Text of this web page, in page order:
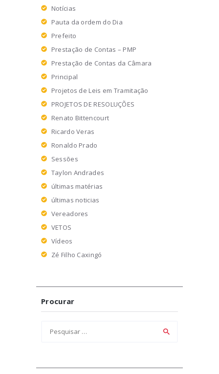
Notícias
Pauta da ordem do Dia
Prefeito
Prestação de Contas – PMP
Prestação de Contas da Câmara
Principal
Projetos de Leis em Tramitação
PROJETOS DE RESOLUÇÕES
Renato Bittencourt
Ricardo Veras
Ronaldo Prado
Sessões
Taylon Andrades
últimas matérias
últimas noticias
Vereadores
VETOS
Vídeos
Zé Filho Caxingó
Procurar
por: